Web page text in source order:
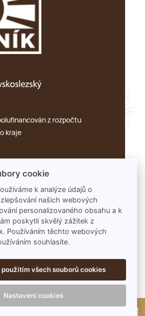
z rozpočtu
kraje
– GDPR
cookie
k analýze údajů o
našich webových
personalizovaného obsahu a k
poskytli skvělý zážitek z
Používáním těchto webových
souhlasíte.
použitím všech souborů cookies
Nastavení cookies